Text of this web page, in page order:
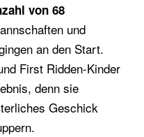
von 68
und
an den Start.
First Ridden-Kinder
denn sie
Geschick